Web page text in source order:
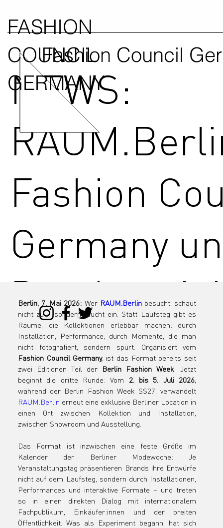
FASHION
COUNCIL
GERMANY
NEWS:
Fashion
Germany
m für
und
zur
auf
Fashion Council
Berlin, 7. Mai 2026: Wer RAUM.Berlin besucht, schaut
nicht zu – sondern taucht ein. Statt Laufsteg gibt es
Räume, die Kollektionen erlebbar machen: durch
Installation, Performance, durch Momente, die man
Fashion Council Germany, ist das Format bereits seit
zwei Editionen Teil der Berlin Fashion Week. Jetzt
beginnt die dritte Runde: Vom 2. bis 5. Juli 2026,
RAUM.Berlin erneut eine exklusive Berliner Location in
einen Ort zwischen Kollektion und Installation,
zwischen Showroom und Ausstellung.
Das Format ist inzwischen eine feste Größe im
Kalender der Berliner Modewoche: Je
Veranstaltungstag präsentieren Brands ihre Entwürfe
nicht auf dem Laufsteg, sondern durch Installationen,
Performances und interaktive Formate – und treten
so in einen direkten Dialog mit internationalem
Fachpublikum, Einkäufer:innen und der breiten
Öffentlichkeit. Was als Experiment begann, hat sich